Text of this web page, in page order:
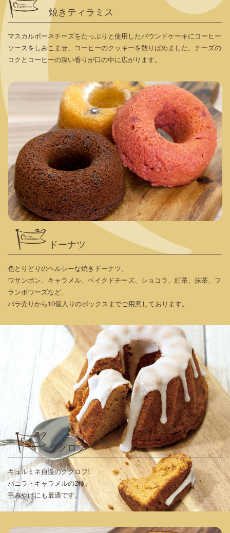
焼きティラミス
マスカルポーネチーズをたっぷりと使用したパウンドケーキにコーヒー
ソースをしみこませ、コーヒーのクッキーを散りばめました。チーズの
コクとコーヒーの深い香りが口の中に広がります。
ドーナツ
色とりどりのヘルシーな焼きドーナツ。
ワサンボン、キャラメル、ベイクドチーズ、ショコラ、紅茶、抹茶、フ
ランボワーズなど。
バラ売りから10個入りのボックスまでご用意しております。
クグロフ
キュルミネ自慢のクグロフ!
バニラ・キャラメルの2種。
手みやげにも最適です。